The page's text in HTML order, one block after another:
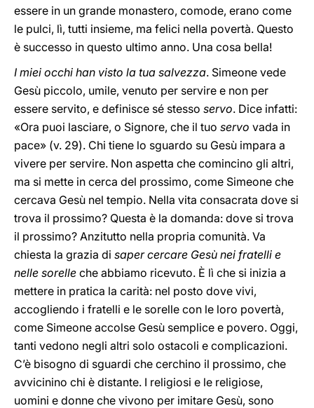
essere in un grande monastero, comode, erano come
le pulci, lì, tutti insieme, ma felici nella povertà. Questo
è successo in questo ultimo anno. Una cosa bella!
I miei occhi han visto la tua salvezza. Simeone vede
Gesù piccolo, umile, venuto per servire e non per
essere servito, e definisce sé stesso servo. Dice infatti:
«Ora puoi lasciare, o Signore, che il tuo servo vada in
pace» (v. 29). Chi tiene lo sguardo su Gesù impara a
vivere per servire. Non aspetta che comincino gli altri,
ma si mette in cerca del prossimo, come Simeone che
cercava Gesù nel tempio. Nella vita consacrata dove si
trova il prossimo? Questa è la domanda: dove si trova
il prossimo? Anzitutto nella propria comunità. Va
chiesta la grazia di saper cercare Gesù nei fratelli e
nelle sorelle che abbiamo ricevuto. È lì che si inizia a
mettere in pratica la carità: nel posto dove vivi,
accogliendo i fratelli e le sorelle con le loro povertà,
come Simeone accolse Gesù semplice e povero. Oggi,
tanti vedono negli altri solo ostacoli e complicazioni.
C’è bisogno di sguardi che cerchino il prossimo, che
avvicinino chi è distante. I religiosi e le religiose,
uomini e donne che vivono per imitare Gesù, sono